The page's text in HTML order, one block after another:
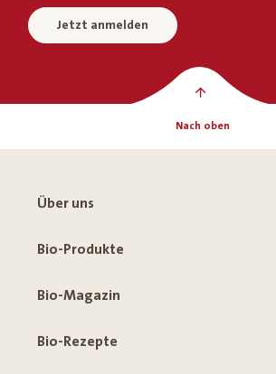
Jetzt anmelden
Nach oben
Über uns
Bio-Produkte
Bio-Magazin
Bio-Rezepte